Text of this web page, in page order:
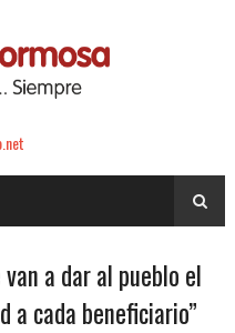
a dar al pueblo el
a cada beneficiario”